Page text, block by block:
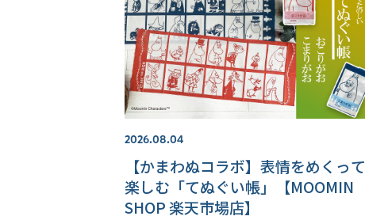
2026.08.04
【かまわぬコラボ】表情をめくって
楽しむ「てぬぐい帳」【MOOMIN
SHOP 楽天市場店】